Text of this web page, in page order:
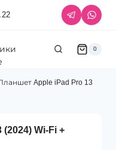
0
Apple iPad Pro 13
Wi-Fi +